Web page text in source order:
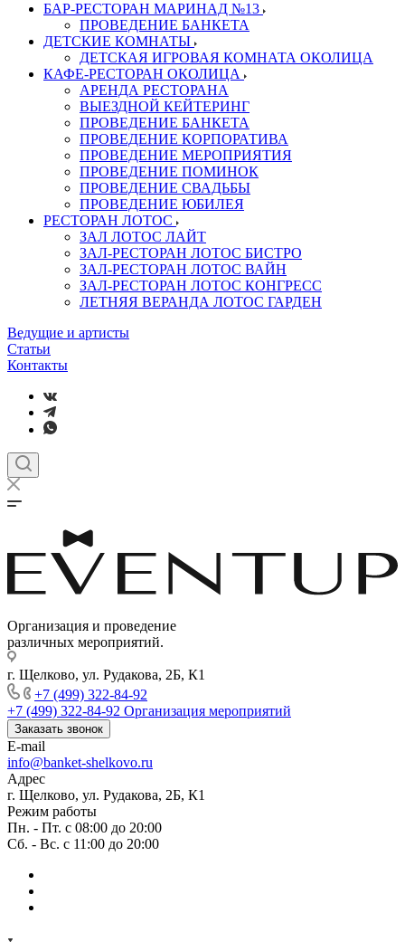
БАР-РЕСТОРАН МАРИНАД №13
ПРОВЕДЕНИЕ БАНКЕТА
ДЕТСКИЕ КОМНАТЫ
ДЕТСКАЯ ИГРОВАЯ КОМНАТА ОКОЛИЦА
КАФЕ-РЕСТОРАН ОКОЛИЦА
АРЕНДА РЕСТОРАНА
ВЫЕЗДНОЙ КЕЙТЕРИНГ
ПРОВЕДЕНИЕ БАНКЕТА
ПРОВЕДЕНИЕ КОРПОРАТИВА
ПРОВЕДЕНИЕ МЕРОПРИЯТИЯ
ПРОВЕДЕНИЕ ПОМИНОК
ПРОВЕДЕНИЕ СВАДЬБЫ
ПРОВЕДЕНИЕ ЮБИЛЕЯ
РЕСТОРАН ЛОТОС
ЗАЛ ЛОТОС ЛАЙТ
ЗАЛ-РЕСТОРАН ЛОТОС БИСТРО
ЗАЛ-РЕСТОРАН ЛОТОС ВАЙН
ЗАЛ-РЕСТОРАН ЛОТОС КОНГРЕСС
ЛЕТНЯЯ ВЕРАНДА ЛОТОС ГАРДЕН
Ведущие и артисты
Статьи
Контакты
Организация и проведение
различных мероприятий.
г. Щелково, ул. Рудакова, 2Б, К1
+7 (499) 322-84-92
+7 (499) 322-84-92 Организация мероприятий
Заказать звонок
E-mail
info@banket-shelkovo.ru
Адрес
г. Щелково, ул. Рудакова, 2Б, К1
Режим работы
Пн. - Пт. с 08:00 до 20:00
Сб. - Вс. с 11:00 до 20:00